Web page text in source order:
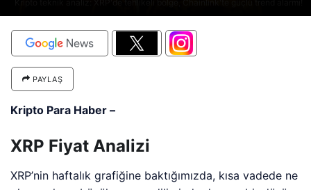
Kripto teknik analiz: XRP'de tehlikeli bölge, Chainlink'te güçlü trend alarmı!
PAYLAŞ
Kripto Para Haber –
XRP Fiyat Analizi
XRP’nin haftalık grafiğine baktığımızda, kısa vadede ne